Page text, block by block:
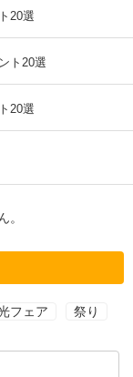
20選
ト20選
20選
。
フェア 祭り